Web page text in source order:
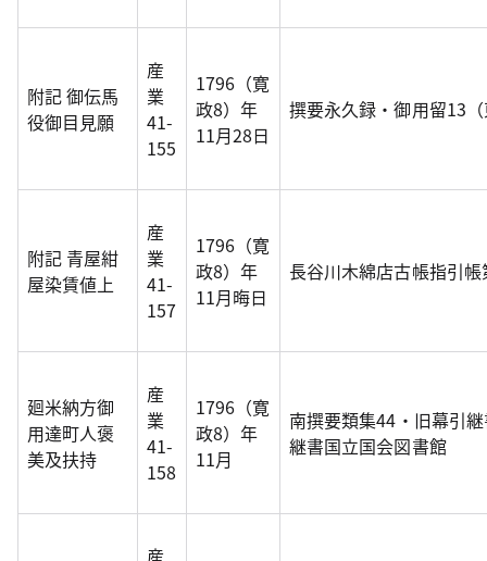
附記 御伝馬
役御目見願
産
業
41-
155
1796（寛
政8）年
11月28日
撰要永久録・御用留13
附記 青屋紺
屋染賃値上
産
業
41-
157
1796（寛
政8）年
11月晦日
長谷川木綿店古帳指引
廻米納方御
用達町人褒
美及扶持
産
業
41-
158
1796（寛
政8）年
11月
南撰要類集44・旧幕引
継書国立国会図書館
産